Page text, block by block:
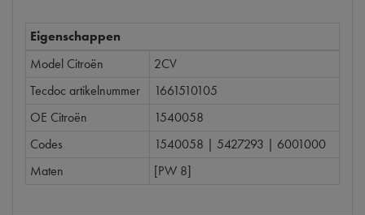
Eigenschappen
Model Citroën
2CV
Tecdoc artikelnummer
1661510105
OE Citroën
1540058
Codes
1540058 | 5427293 | 6001000
Maten
[PW 8]